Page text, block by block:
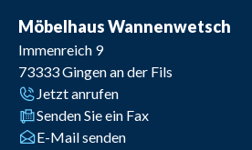
Möbelhaus Wannenwetsch
Immenreich 9
73333Gingen an der Fils
Jetzt anrufen
Senden Sie ein Fax
E-Mail senden